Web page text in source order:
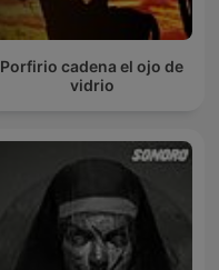
Porfirio cadena el ojo de
vidrio